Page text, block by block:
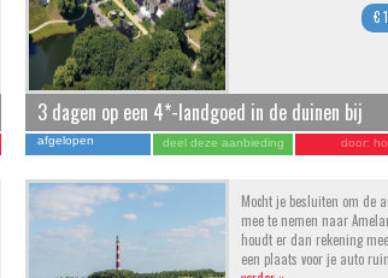
€
3 dagen op een 4*-landgoed in de duinen bij
Haarlem en Zandvoort incl. ontbijt
afgelopen deel deze aanbieding door:
Mocht je besluiten om de
mee te nemen naar
houdt er dan rekening
een plaats voor je auto